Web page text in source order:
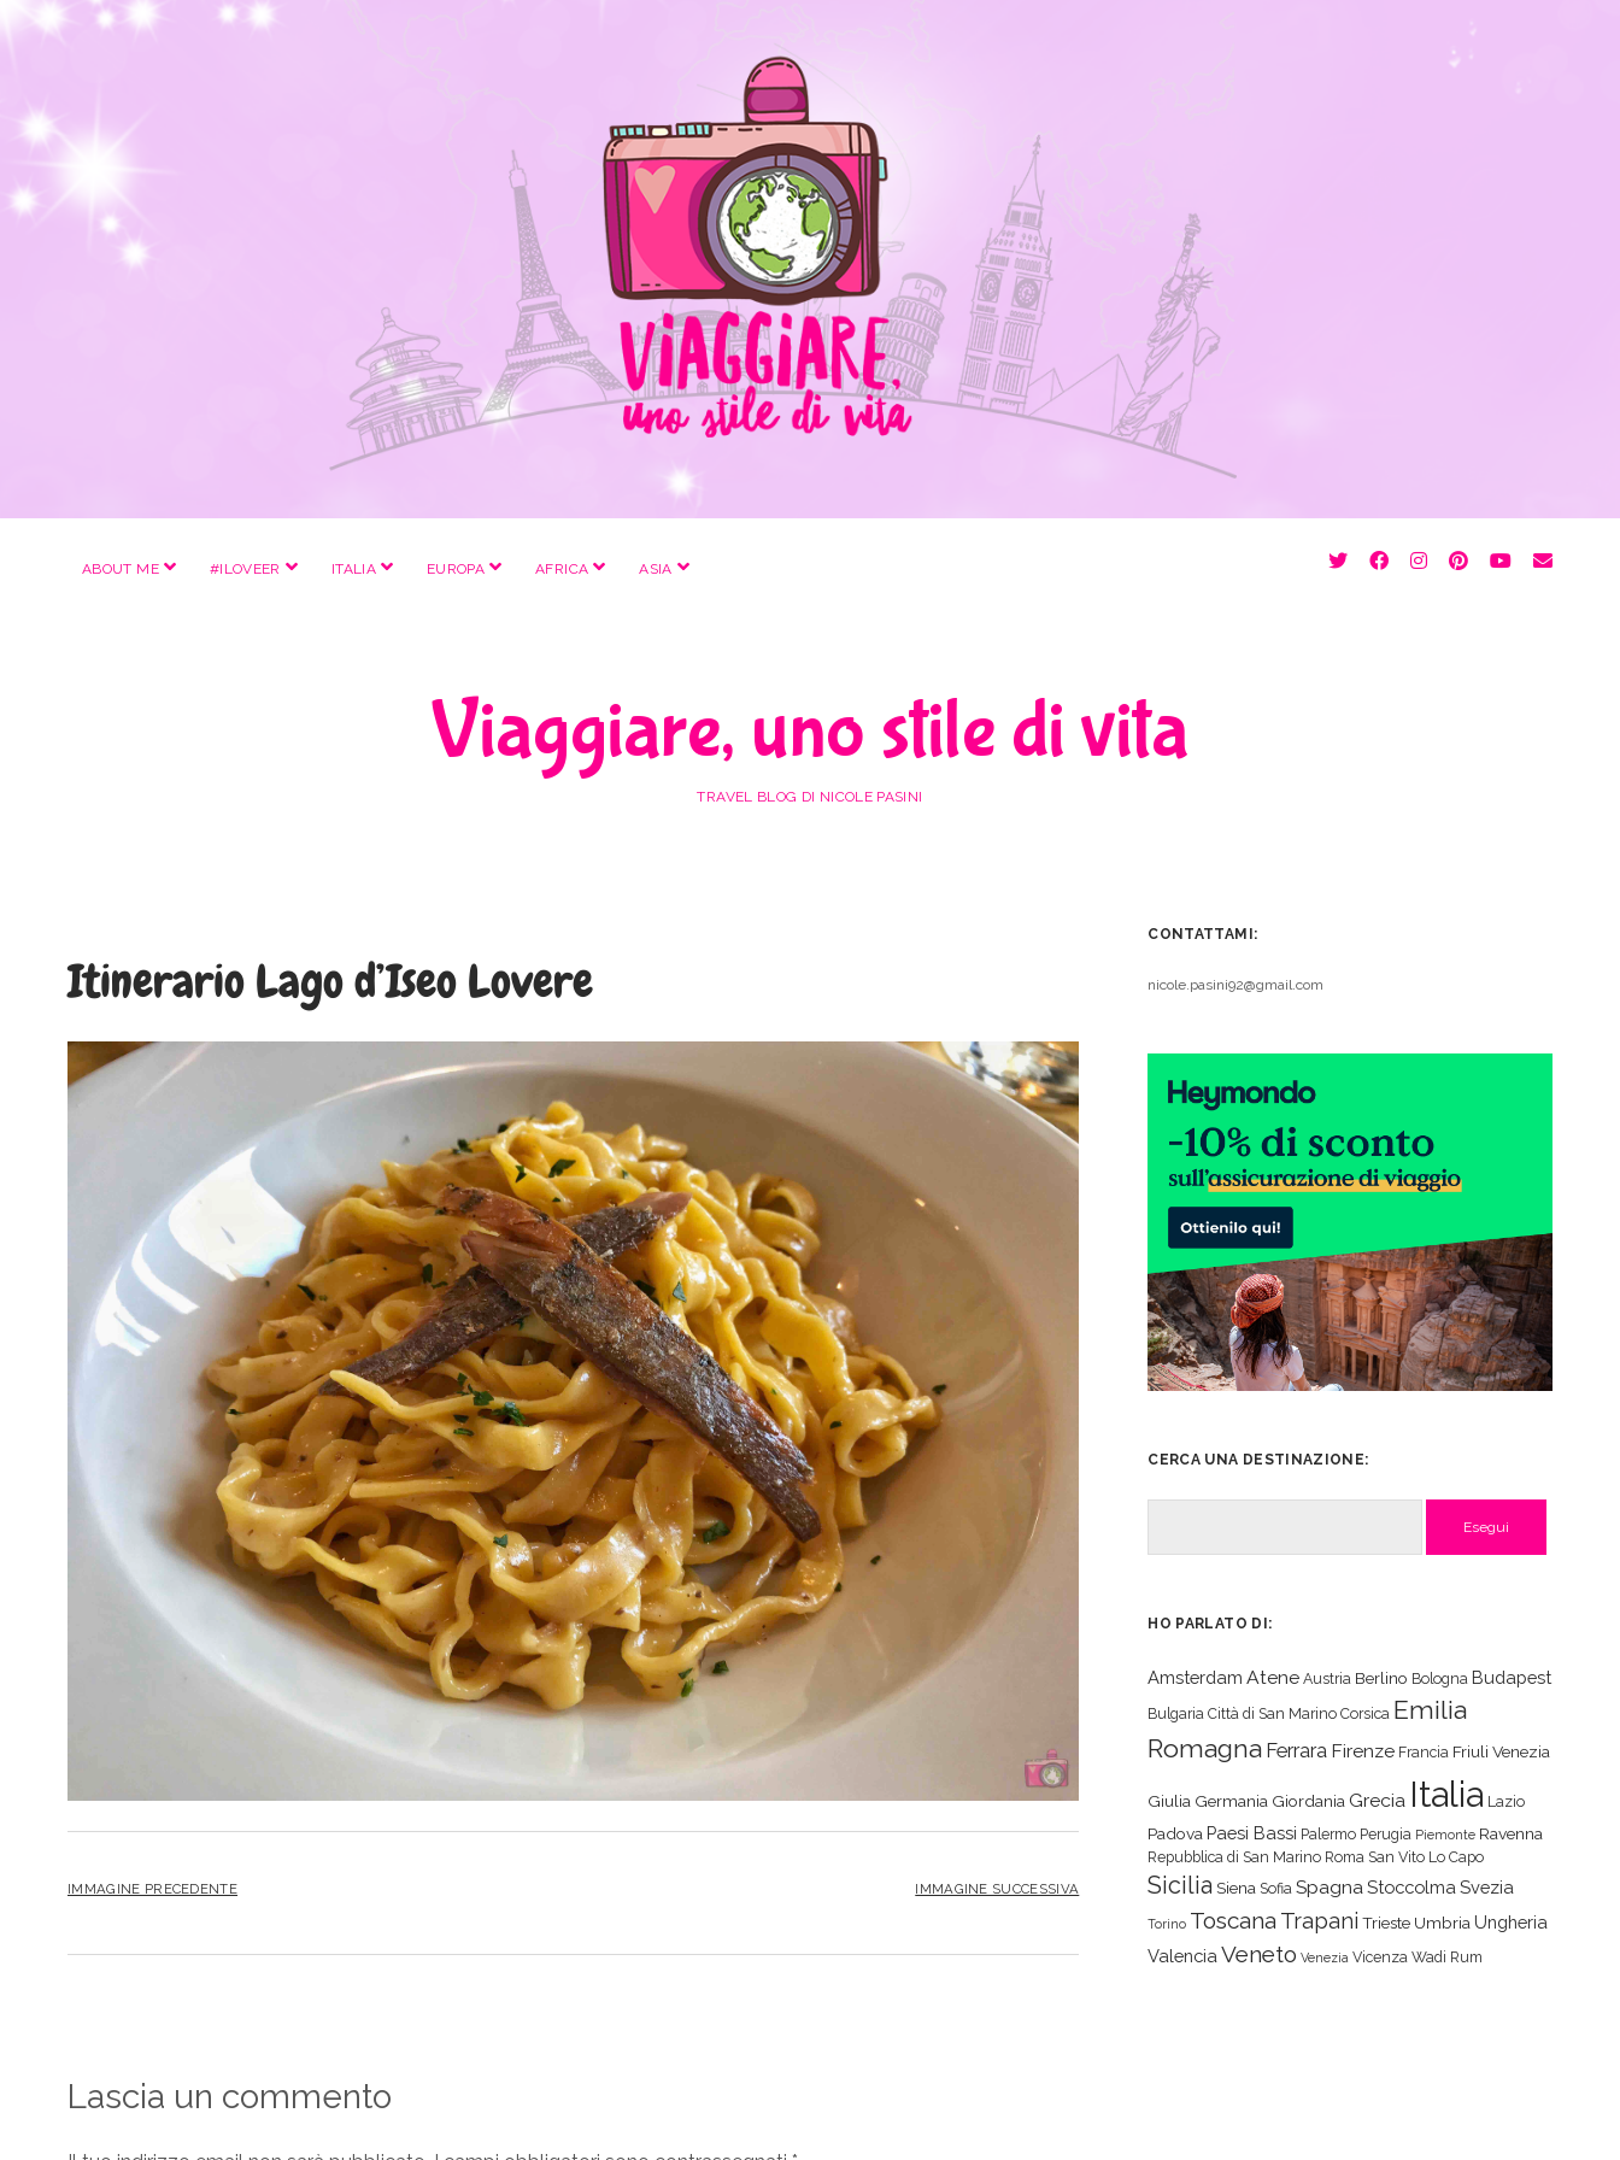
ABOUT ME apri
#ILOVEER apri
ITALIA apri
EUROPA apri
AFRICA apri
ASIA apri
twitterfacebookinstagram
pinterest
youtube
email
Viaggiare, uno stile di vita
TRAVEL BLOG DI NICOLE PASINI
Itinerario Lago d’Iseo Lovere
IMMAGINE PRECEDENTE IMMAGINE SUCCESSIVA
Lascia un commento
CONTATTAMI:
nicole.pasini92@gmail.com
CERCA UNA DESTINAZIONE:
HO PARLATO DI:
Amsterdam Atene Austria Berlino Bologna Budapest
Bulgaria Città di San Marino Corsica Emilia
Romagna Ferrara Firenze Francia Friuli Venezia
Giulia Germania Giordania Grecia Italia Lazio
Padova Paesi Bassi Palermo Perugia Piemonte Ravenna
Repubblica di San Marino Roma San Vito Lo Capo
Sicilia Siena Sofia SpagnaStoccolma Svezia
Torino Toscana Trapani Trieste Umbria Ungheria
Valencia Veneto Venezia Vicenza Wadi Rum